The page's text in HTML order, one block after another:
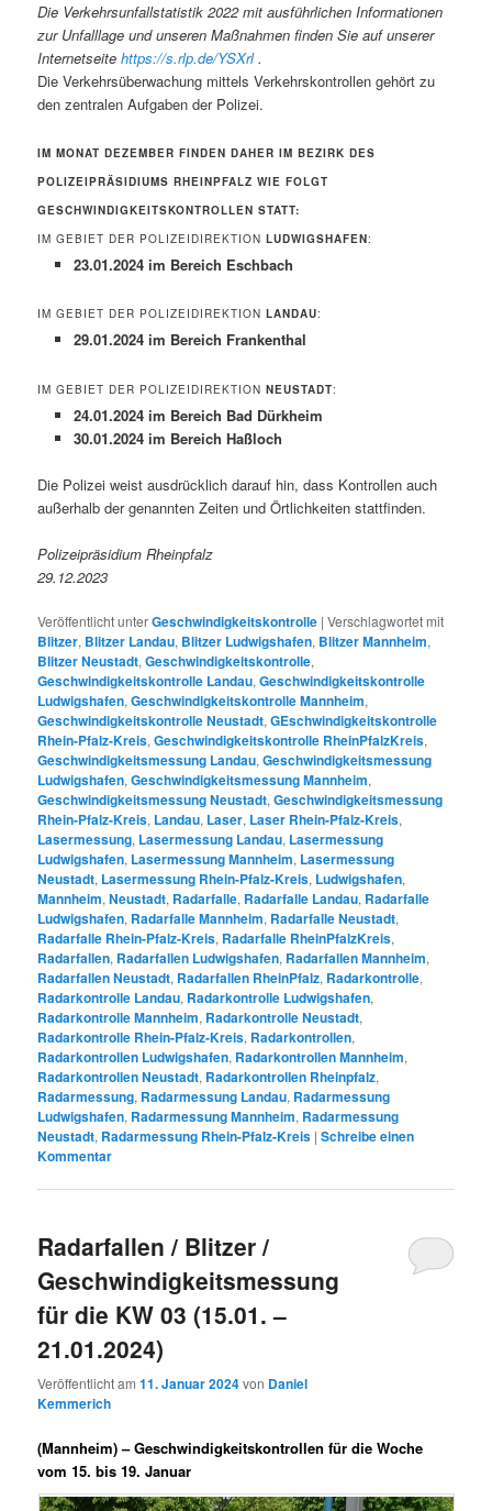
Die Verkehrsunfallstatistik 2022 mit ausführlichen Informationen
zur Unfalllage und unseren Maßnahmen finden Sie auf unserer
Internetseitehttps://s.rlp.de/YSXrl.
Die Verkehrsüberwachung mittels Verkehrskontrollen gehört zu
den zentralen Aufgaben der Polizei.
IM MONAT DEZEMBER FINDEN DAHER IM BEZIRK DES
POLIZEIPRÄSIDIUMS RHEINPFALZ WIE FOLGT
GESCHWINDIGKEITSKONTROLLEN STATT:
IM GEBIET DER POLIZEIDIREKTIONLUDWIGSHAFEN:
23.01.2024 im Bereich Eschbach
IM GEBIET DER POLIZEIDIREKTIONLANDAU:
29.01.2024 im Bereich Frankenthal
IM GEBIET DER POLIZEIDIREKTIONNEUSTADT:
24.01.2024 im Bereich Bad Dürkheim
30.01.2024 im Bereich Haßloch
Die Polizei weist ausdrücklich darauf hin, dass Kontrollen auch
außerhalb der genannten Zeiten und Örtlichkeiten stattfinden.
Polizeipräsidium Rheinpfalz
29.12.2023
Veröffentlicht unterGeschwindigkeitskontrolle |Verschlagwortet mit
Blitzer, Blitzer Landau, Blitzer Ludwigshafen, Blitzer Mannheim,
Blitzer Neustadt,Geschwindigkeitskontrolle,
Geschwindigkeitskontrolle Landau,Geschwindigkeitskontrolle
Ludwigshafen,Geschwindigkeitskontrolle Mannheim,
Geschwindigkeitskontrolle Neustadt,GEschwindigkeitskontrolle
Rhein-Pfalz-Kreis,Geschwindigkeitskontrolle RheinPfalzKreis,
Geschwindigkeitsmessung Landau,Geschwindigkeitsmessung
Ludwigshafen,Geschwindigkeitsmessung Mannheim,
Geschwindigkeitsmessung Neustadt,Geschwindigkeitsmessung
Rhein-Pfalz-Kreis, Landau, Laser, Laser Rhein-Pfalz-Kreis,
Lasermessung, Lasermessung Landau, Lasermessung
Ludwigshafen, Lasermessung Mannheim, Lasermessung
Neustadt, Lasermessung Rhein-Pfalz-Kreis, Ludwigshafen,
Mannheim,Neustadt, Radarfalle, Radarfalle Landau, Radarfalle
Ludwigshafen, Radarfalle Mannheim, Radarfalle Neustadt,
Radarfalle Rhein-Pfalz-Kreis, Radarfalle RheinPfalzKreis,
Radarfallen, Radarfallen Ludwigshafen, Radarfallen Mannheim,
Radarfallen Neustadt, Radarfallen RheinPfalz, Radarkontrolle,
Radarkontrolle Landau, Radarkontrolle Ludwigshafen,
Radarkontrolle Mannheim, Radarkontrolle Neustadt,
Radarkontrolle Rhein-Pfalz-Kreis, Radarkontrollen,
Radarkontrollen Ludwigshafen, Radarkontrollen Mannheim,
Radarkontrollen Neustadt, Radarkontrollen Rheinpfalz,
Radarmessung, Radarmessung Landau, Radarmessung
Ludwigshafen, Radarmessung Mannheim, Radarmessung
Neustadt, Radarmessung Rhein-Pfalz-Kreis |Schreibe einen
Kommentar
Radarfallen / Blitzer /
Geschwindigkeitsmessung
für die KW 03 (15.01. –
21.01.2024)
Veröffentlicht am11. Januar 2024von Daniel
Kemmerich
(Mannheim) –Geschwindigkeitskontrollen für die Woche
vom 15. bis 19. Januar